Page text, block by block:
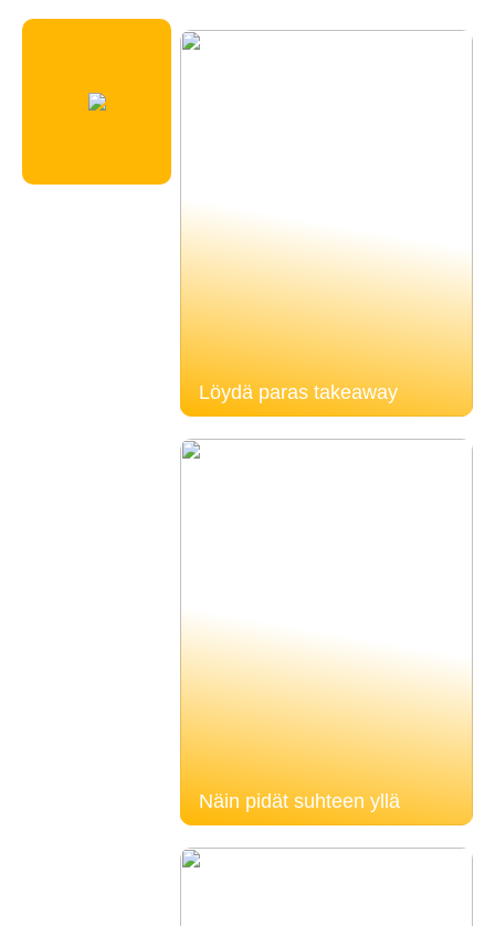
Löydä paras takeaway
Näin pidät suhteen yllä